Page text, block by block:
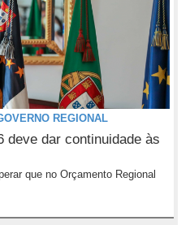
REGIONAL
deve dar continuidade às
que no Orçamento Regional